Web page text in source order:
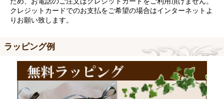
クレジットカードでのお支払をご希望の場合はインターネットよ
りお願い致します。
ラッピング例